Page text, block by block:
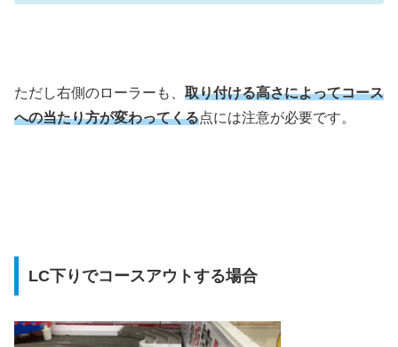
ただし右側のローラーも、 取り付ける高さによってコース
への当たり方が変わってくる点には注意が必要です。
LC下りでコースアウトする場合